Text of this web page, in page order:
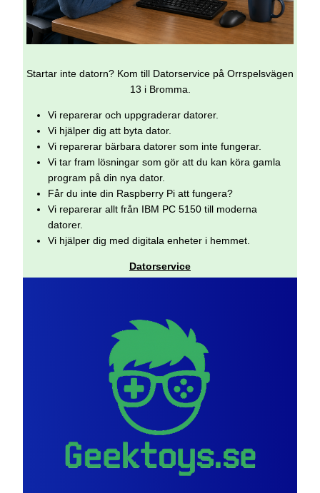
Startar inte datorn? Kom till Datorservice på Orrspelsvägen
13 i Bromma.
Vi reparerar och uppgraderar datorer.
Vi hjälper dig att byta dator.
Vi reparerar bärbara datorer som inte fungerar.
Vi tar fram lösningar som gör att du kan köra gamla
program på din nya dator.
Får du inte din Raspberry Pi att fungera?
Vi reparerar allt från IBM PC 5150 till moderna
datorer.
Vi hjälper dig med digitala enheter i hemmet.
Datorservice